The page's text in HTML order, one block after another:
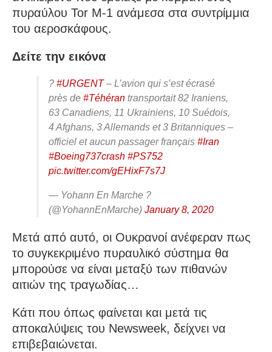
πυραύλου Tor M-1 ανάμεσα στα συντρίμμια
του αεροσκάφους.
Δείτε την εικόνα
? #URGENT– L’avion qui s’est écrasé
près de #Téhéran transportait 82 Iraniens,
63 Canadiens, 11 Ukrainiens, 10 Suédois,
4 Afghans, 3 Allemands et 3 Britanniques –
officiel et aucun passager français #Iran
#Boeing737crash #PS752
pic.twitter.com/gEHixF7s7J
— Yohann En Marche ?
(@YohannEnMarche) January 8, 2020
Μετά από αυτό, οι Ουκρανοί ανέφεραν πως
το συγκεκριμένο πυραυλικό σύστημα θα
μπορούσε να είναι μεταξύ των πιθανών
αιτιών της τραγωδίας…
Κάτι που όπως φαίνεται και μετά τις
αποκαλύψεις του Newsweek, δείχνει να
επιβεβαιώνεται.